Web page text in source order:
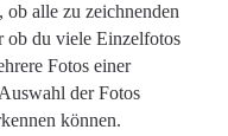
alle zu zeichnenden
ob du viele Einzelfotos
Fotos einer
der Fotos
können.